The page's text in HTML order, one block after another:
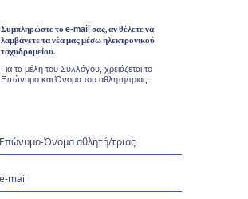
Για τα μέλη του Συλλόγου, χρειάζεται το
Επώνυμο και Όνομα του αθλητή/τριας.
Συμπληρώστε το e-mail σας, αν θέλετε να
λαμβάνετε τα νέα μας μέσω ηλεκτρονικού
ταχυδρομείου.